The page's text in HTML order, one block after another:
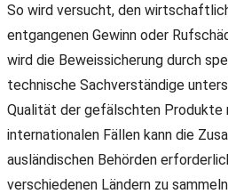
So wird versucht, den
entgangenen Gewinn oder
wird die Beweissicherung durch
technische Sachverständige
Qualität der gefälschten Produkte
internationalen Fällen kann die
ausländischen Behörden
verschiedenen Ländern zu